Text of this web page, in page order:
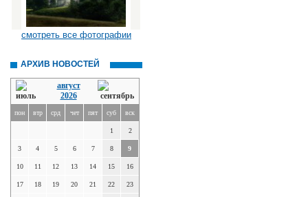
смотреть все фотографии
АРХИВ НОВОСТЕЙ
август
2026
пон втр срд чет пят суб вск
1 2
3 4 5 6 7 8 9
10 11 12 13 14 15 16
17 18 19 20 21 22 23